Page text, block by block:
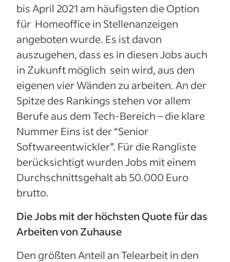
bis April 2021 am häufigsten die Option
für Homeoffice in Stellenanzeigen
angeboten wurde. Es ist davon
auszugehen, dass es in diesen Jobs auch
in Zukunft möglich sein wird, aus den
eigenen vier Wänden zu arbeiten. An der
Spitze des Rankings stehen vor allem
Berufe aus dem Tech-Bereich – die klare
Nummer Eins ist der “Senior
Softwareentwickler”. Für die Rangliste
berücksichtigt wurden Jobs mit einem
Durchschnittsgehalt ab 50.000 Euro
brutto.
Die Jobs mit der höchsten Quote für das
Arbeiten von Zuhause
Den größten Anteil an Telearbeit in den